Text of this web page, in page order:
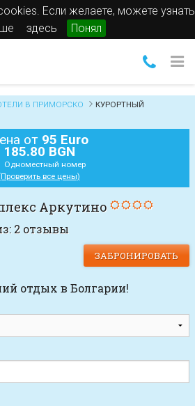
Если желаете, можете узнать
здесь Понял
В ПРИМОРСКО
КУРОРТНЫЙ
от 95 Euro
185.80 BGN
Одноместный номер
все цены)
Аркутино
2 отзывы
ЗАБРОНИРОВАТЬ
отдых в Болгарии!